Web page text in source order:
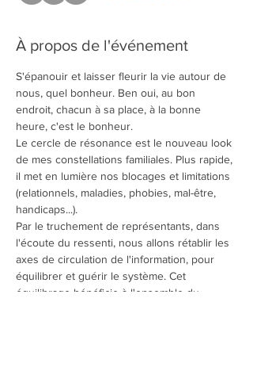
À propos de l'événement
S'épanouir et laisser fleurir la vie autour de
nous, quel bonheur. Ben oui, au bon
endroit, chacun à sa place, à la bonne
heure, c'est le bonheur.
Le cercle de résonance est le nouveau look
de mes constellations familiales. Plus rapide,
il met en lumière nos blocages et limitations
(relationnels, maladies, phobies, mal-être,
handicaps...).
Par le truchement de représentants, dans
l'écoute du ressenti, nous allons rétablir les
axes de circulation de l'information, pour
équilibrer et guérir le système. Cet
équilibrage bénéficie à l'ensemble du